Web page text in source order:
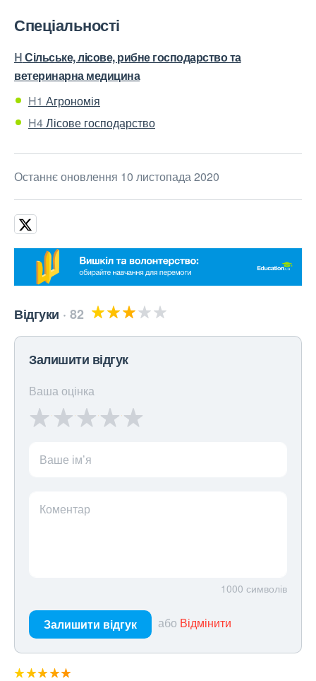
Спеціальності
HСільське, лісове, рибне господарство та
ветеринарна медицина
H1 Агрономія
H4Лісове господарство
Останнє оновлення 10 листопада 2020
Відгуки 82
Залишити відгук
Ваша оцінка
Ваше ім’я
Коментар
1000 символів
Залишити відгук або Відмінити